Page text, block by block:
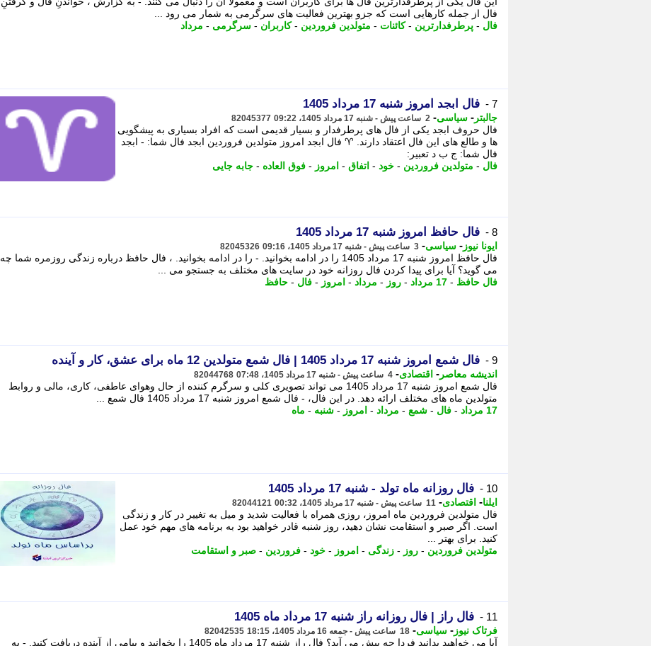
فال از جمله کارهایی است که جزو بهترین فعالیت های سرگرمی به شمار می رود ...
فال - پرطرفدارترین -کائنات - متولدین فروردین -کاربران - سرگرمی - مرداد
7 - فال ابجد امروز شنبه 17 مرداد 1405
جالبتر - سیاسی- 2 ساعت پیش - شنبه 17 مرداد 1405، 09:22 82045377
فال حروف ابجد یکی از فال های پرطرفدار و بسیار قدیمی است که افراد بسیاری به پیشگویی
ها و طالع های این فال اعتقاد دارند. ♈ فال ابجد امروز متولدین فروردین ابجد فال شما: - ابجد
فال شما: ج ب د تعبیر:
فال - متولدین فروردین - خود - اتفاق - امروز - فوق العاده - جابه جایی
8 - فال حافظ امروز شنبه 17 مرداد 1405
ایونا نیوز - سیاسی- 3 ساعت پیش - شنبه 17 مرداد 1405، 09:16 82045326
فال حافظ امروز شنبه 17 مرداد 1405 را در ادامه بخوانید. - را در ادامه بخوانید. ، فال حافظ درباره زندگی روزمره شما چه
می گوید؟ آیا برای پیدا کردن فال روزانه خود در سایت های مختلف به جستجو می ...
فال حافظ - 17 مرداد - روز - مرداد - امروز - فال - حافظ
9 - فال شمع امروز شنبه 17 مرداد 1405 | فال شمع متولدین 12 ماه برای عشق، کار و آینده
اندیشه معاصر - اقتصادی- 4 ساعت پیش - شنبه 17 مرداد 1405، 07:48 82044768
فال شمع امروز شنبه 17 مرداد 1405 می تواند تصویری کلی و سرگرم کننده از حال وهوای عاطفی، کاری، مالی و روابط
متولدین ماه های مختلف ارائه دهد. در این فال، - فال شمع امروز شنبه 17 مرداد 1405 فال شمع ...
17 مرداد
- فال - شمع - مرداد - امروز - شنبه - ماه
10 - فال روزانه ماه تولد - شنبه 17 مرداد 1405
ایلنا- اقتصادی- 11 ساعت پیش - شنبه 17 مرداد 1405، 00:32 82044121
فال متولدین فروردین ماه امروز، روزی همراه با فعالیت شدید و میل به تغییر در کار و زندگی
است. اگر صبر و استقامت نشان دهید، روز شنبه قادر خواهید بود به برنامه های مهم خود عمل
کنید. برای بهتر ...
متولدین فروردین - روز - زندگی - امروز - خود - فروردین - صبر و استقامت
11 - فال راز | فال روزانه راز شنبه 17 مرداد ماه 1405
فرتاک نیوز - سیاسی- 18 ساعت پیش - جمعه 16 مرداد 1405، 18:15 82042535
آیا می خواهید بدانید فردا چه پیش می آید؟ فال راز شنبه 17 مرداد ماه 1405 را بخوانید و پیامی از آینده دریافت کنید. - به